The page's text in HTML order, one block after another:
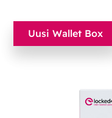
Uusi Wallet Box